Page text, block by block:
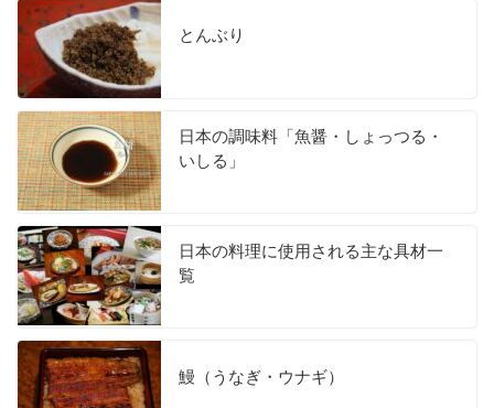
とんぶり
日本の調味料「魚醤・しょっつる・
いしる」
日本の料理に使用される主な具材一
覧
鰻（うなぎ・ウナギ）